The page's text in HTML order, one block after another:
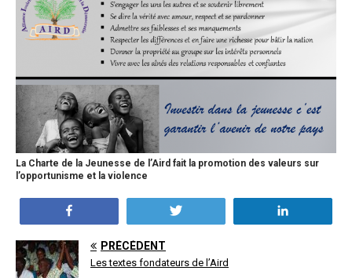
La Charte de la Jeunesse de l’Aird fait la promotion des valeurs sur
l’opportunisme et la violence
PRÉCÉDENT
Les textes fondateurs de l’Aird